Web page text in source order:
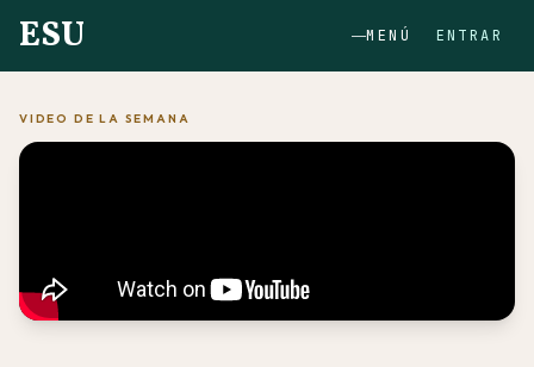
ESU MENÚ ENTRAR
VIDEO DE LA SEMANA